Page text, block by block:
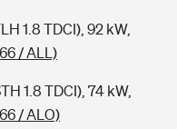
1.8 TDCI), 92 kW,
/ ALL)
1.8 TDCI), 74 kW,
/ ALO)